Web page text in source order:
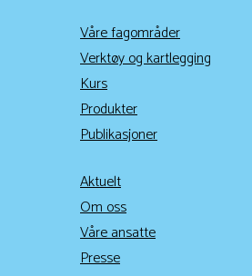
Våre fagområder
Verktøy og kartlegging
Kurs
Produkter
Publikasjoner
Aktuelt
Om oss
Våre ansatte
Presse